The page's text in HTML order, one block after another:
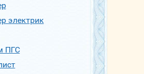
электрик
ПГС